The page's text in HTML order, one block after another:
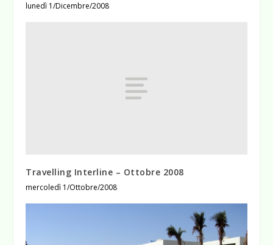
lunedì 1/Dicembre/2008
Travelling Interline – Ottobre 2008
mercoledì 1/Ottobre/2008